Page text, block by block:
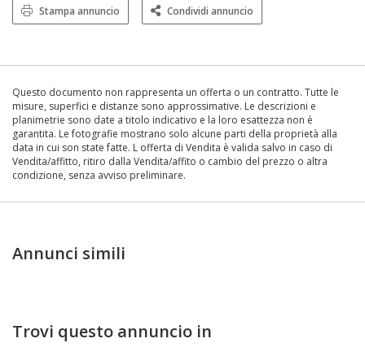
Stampa annuncio Condividi annuncio
Questo documento non rappresenta un offerta o un contratto. Tutte le
misure, superfici e distanze sono approssimative. Le descrizioni e
planimetrie sono date a titolo indicativo e la loro esattezza non è
garantita. Le fotografie mostrano solo alcune parti della proprietà alla
data in cui son state fatte. L offerta di Vendita è valida salvo in caso di
Vendita/affitto, ritiro dalla Vendita/affito o cambio del prezzo o altra
condizione, senza avviso preliminare.
Annunci simili
Trovi questo annuncio in